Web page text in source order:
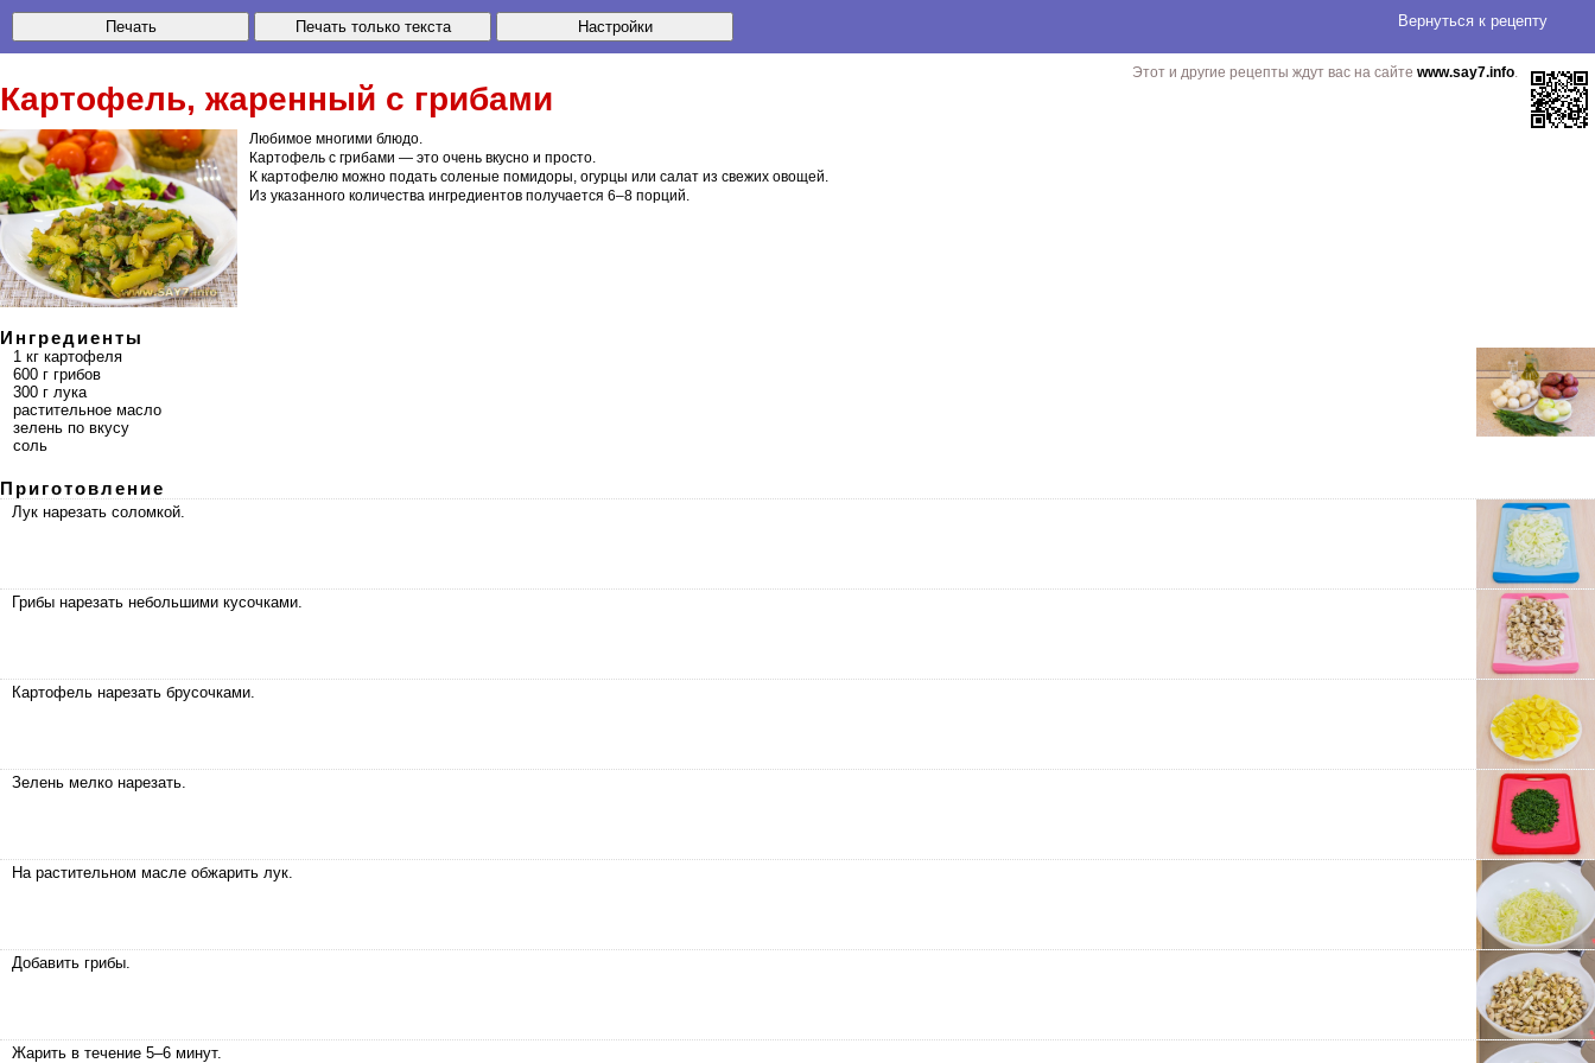
Вернуться к рецепту
Этот и другие рецепты ждут вас на сайте www.say7.info.
Картофель, жаренный с грибами
Любимое многими блюдо.
Картофель с грибами — это очень вкусно и просто.
К картофелю можно подать соленые помидоры, огурцы или салат из свежих овощей.
Из указанного количества ингредиентов получается 6–8 порций.
Ингредиенты
1 кг картофеля
600 г грибов
300 г лука
растительное масло
зелень по вкусу
соль
Приготовление
Лук нарезать соломкой.
Грибы нарезать небольшими кусочками.
Картофель нарезать брусочками.
Зелень мелко нарезать.
На растительном масле обжарить лук.
Добавить грибы.
Жарить в течение 5–6 минут.